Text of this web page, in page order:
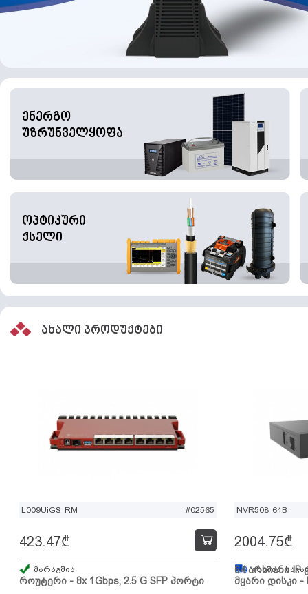
ენერგო
უზრუნველყოფა
ოპტიკური
ქსელი
ახალი პროდუქტები
L009UiGS-RM #02565
როუტერი - 8x 1Gbps, 2.5 G SFP პორტი
423.47₾
მარაგშია
NVR508-64B
64 არხიანი IP
მყარი დისკი -
2004.75₾
გზაშია,